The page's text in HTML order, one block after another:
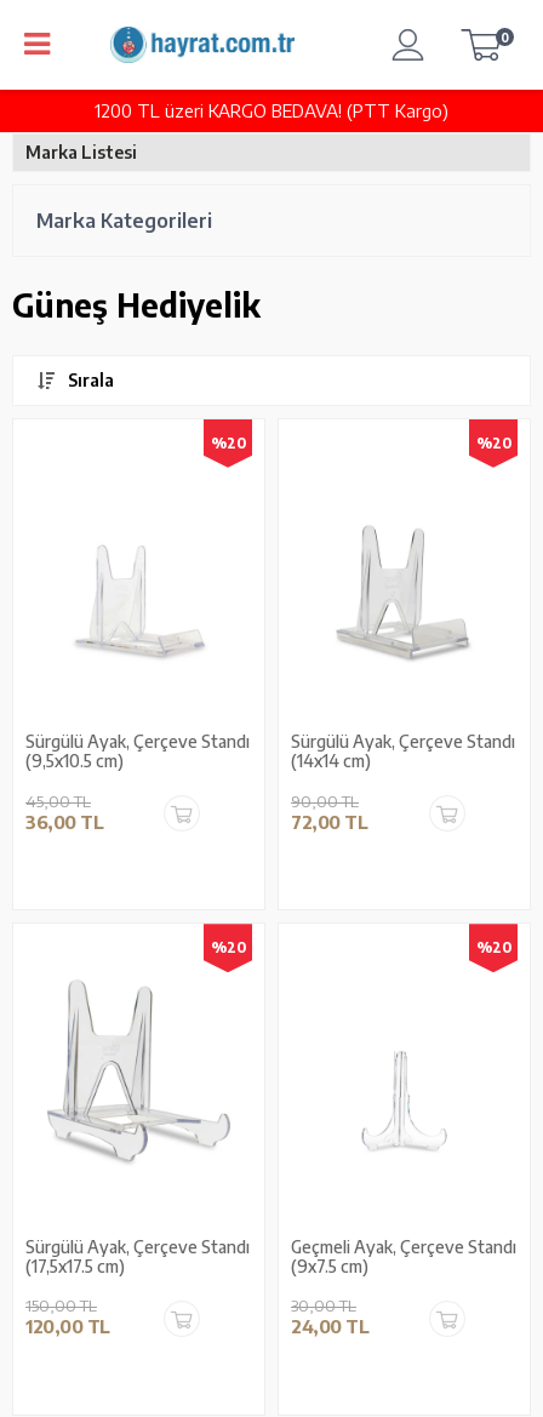
1200 TL üzeri KARGO BEDAVA! (PTT Kargo)
0
Marka Listesi
Marka Kategorileri
Güneş Hediyelik
Sırala
%20
Sürgülü Ayak, Çerçeve Standı
(9,5x10.5 cm)
45,00 TL
36,00 TL
%20
Sürgülü Ayak, Çerçeve Standı
(14x14 cm)
90,00 TL
72,00 TL
%20
Sürgülü Ayak, Çerçeve Standı
(17,5x17.5 cm)
150,00 TL
120,00 TL
%20
Geçmeli Ayak, Çerçeve Standı
(9x7.5 cm)
30,00 TL
24,00 TL